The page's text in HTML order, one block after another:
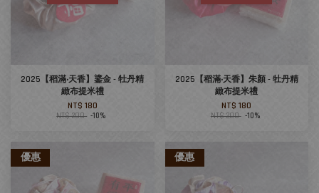
2025【稻滿‧天香】鎏金 - 牡丹精
緻布提米禮
NT$ 180
NT$ 200 -10%
2025【稻滿‧天香】朱顏 - 牡丹精
緻布提米禮
NT$ 180
NT$ 200 -10%
優惠 優惠